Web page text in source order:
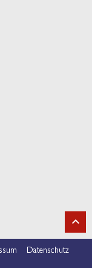
Datenschutz